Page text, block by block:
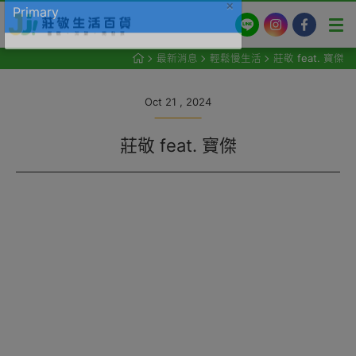
LINE InstagramFacebook
最新消息 輕鬆慢生活 莊敬 feat. 寶傑
Oct 21 , 2024
莊敬 feat. 寶傑